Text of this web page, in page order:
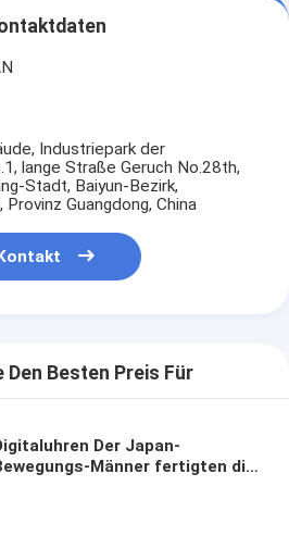
Industriepark der
lange Straße Geruch No.28th,
Stadt, Baiyun-Bezirk,
Guangdong, China
Den Besten Preis Für
Der Japan-
Männer fertigten die